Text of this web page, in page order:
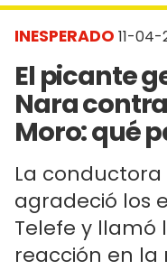
INESPERADO 11-04-
El picante
Nara
Moro: qué
La
agradeció los
Telefe y llamó
reacción en la